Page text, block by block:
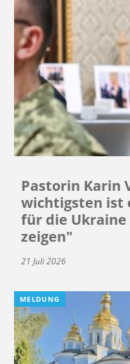
Pastorin Karin
wichtigsten ist
für die Ukraine
zeigen"
21 Juli 2026
MELDUNG